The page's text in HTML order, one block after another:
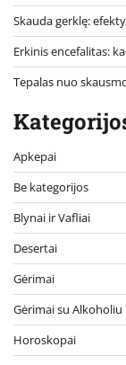
Skauda gerklę:
Erkinis encefalitas:
Tepalas nuo
Apkepai
Be kategorijos
Blynai ir Vafliai
Desertai
Gėrimai
Gėrimai su Alkoholiu
Horoskopai